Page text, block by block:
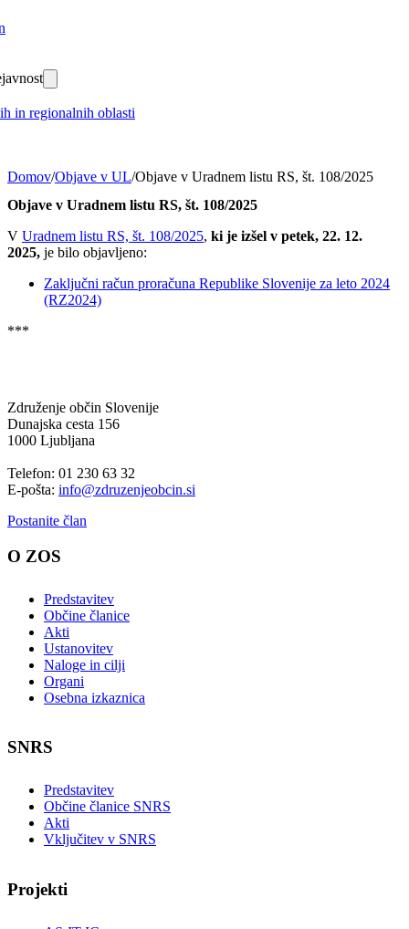
in regionalnih oblasti
Domov/Objave v UL/Objave v Uradnem listu RS, št. 108/2025
Objave v Uradnem listu RS, št. 108/2025
V Uradnem listu RS, št. 108/2025, ki je izšel v petek, 22. 12.
2025, je bilo objavljeno:
Zaključni račun proračuna Republike Slovenije za leto 2024
(RZ2024)
***
Združenje občin Slovenije
Dunajska cesta 156
1000 Ljubljana
Telefon: 01 230 63 32
E-pošta: info@zdruzenjeobcin.si
Postanite član
O ZOS
Predstavitev
Občine članice
Akti
Ustanovitev
Naloge in cilji
Organi
Osebna izkaznica
SNRS
Predstavitev
Občine članice SNRS
Akti
Vključitev v SNRS
Projekti